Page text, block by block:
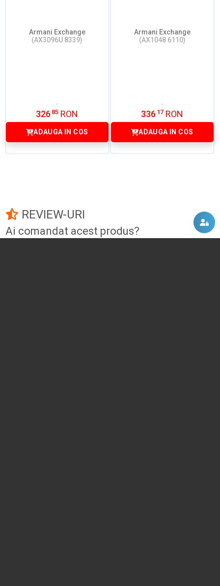
Armani Exchange
(AX3096U 8339)
326 85 RON
ADAUGA IN COS
Armani Exchange
(AX1048 6110)
336 17 RON
ADAUGA IN COS
REVIEW-URI
Ai comandat acest produs?